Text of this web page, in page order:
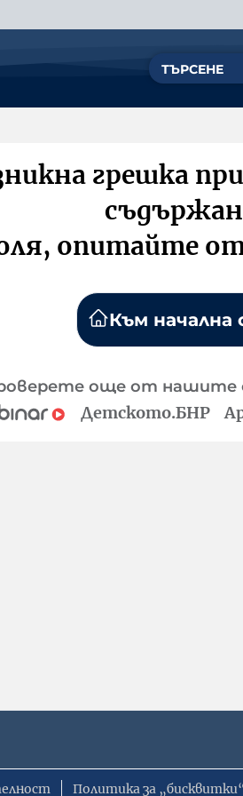
грешка
опитайте
Към начална
още от нашите
Детското.БНР
Политика за